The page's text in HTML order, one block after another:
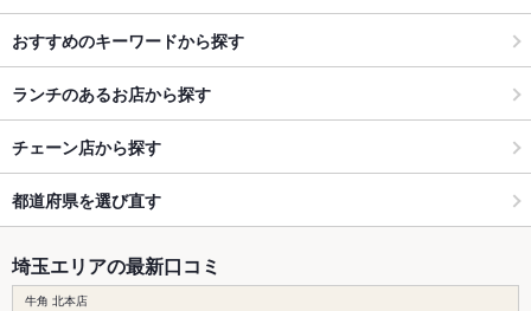
おすすめのキーワードから探す
ランチのあるお店から探す
チェーン店から探す
都道府県を選び直す
埼玉エリアの最新口コミ
牛角 北本店